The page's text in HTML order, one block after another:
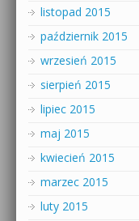
listopad 2015
październik 2015
wrzesień 2015
sierpień 2015
lipiec 2015
maj 2015
kwiecień 2015
marzec 2015
luty 2015